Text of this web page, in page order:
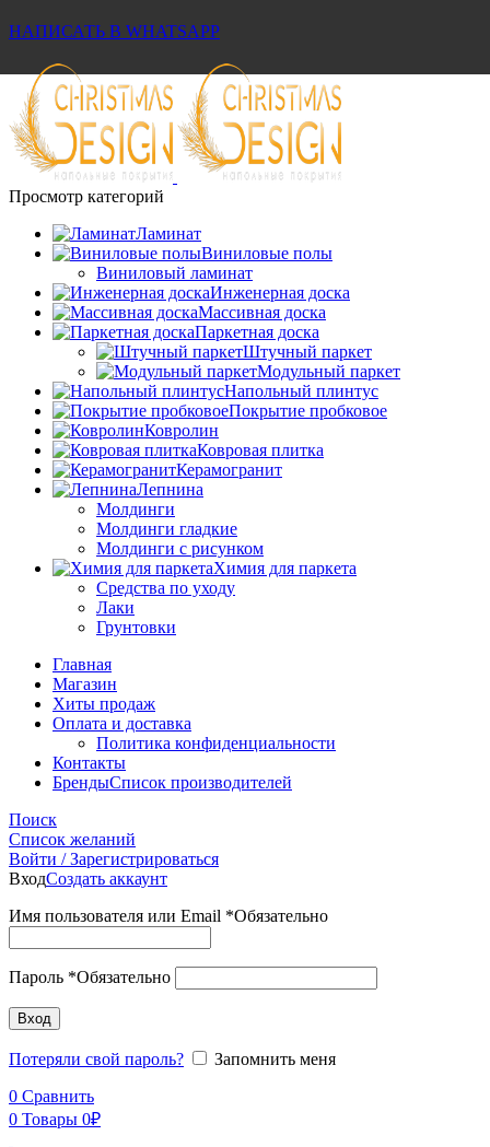
НАПИСАТЬ В WHATSAPP
Просмотр категорий
Ламинат
Виниловые полы
Виниловый ламинат
Инженерная доска
Массивная доска
Паркетная доска
Штучный паркет
Модульный паркет
Напольный плинтус
Покрытие пробковое
Ковролин
Ковровая плитка
Керамогранит
Лепнина
Молдинги
Молдинги гладкие
Молдинги с рисунком
Химия для паркета
Средства по уходу
Лаки
Грунтовки
Главная
Магазин
Хиты продаж
Оплата и доставка
Политика конфиденциальности
Контакты
БрендыСписок производителей
Поиск
Список желаний
Войти / Зарегистрироваться
ВходСоздать аккаунт
Имя пользователя или Email *Обязательно
Пароль *Обязательно
Вход
Потеряли свой пароль?
Запомнить меня
0 Сравнить
0 Товары 0₽